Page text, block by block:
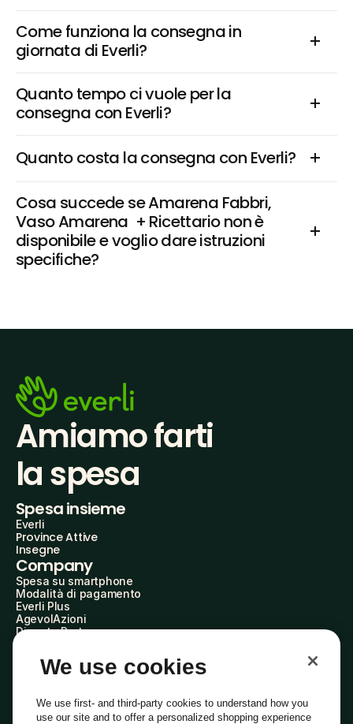
Come funziona la consegna in
giornata di Everli?
Quanto tempo ci vuole per la
consegna con Everli?
Quanto costa la consegna con Everli?
Cosa succede se Amarena Fabbri,
Vaso Amarena  + Ricettario non è
disponibile e voglio dare istruzioni
specifiche?
Amiamo farti
la spesa
Spesa insieme
Everli
Province Attive
Insegne
Company
Spesa su smartphone
Modalità di pagamento
Everli Plus
AgevolAzioni
Diventa Partner
Everli Shoppers
About Us
Everli News
Domande frequenti
We use cookies
We use first- and third-party cookies to understand how you
use our site and to offer a personalized shopping experience